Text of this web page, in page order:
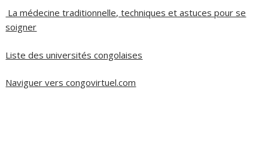
La médecine traditionnelle, techniques et astuces pour se
soigner
Liste des universités congolaises
Naviguer vers congovirtuel.com